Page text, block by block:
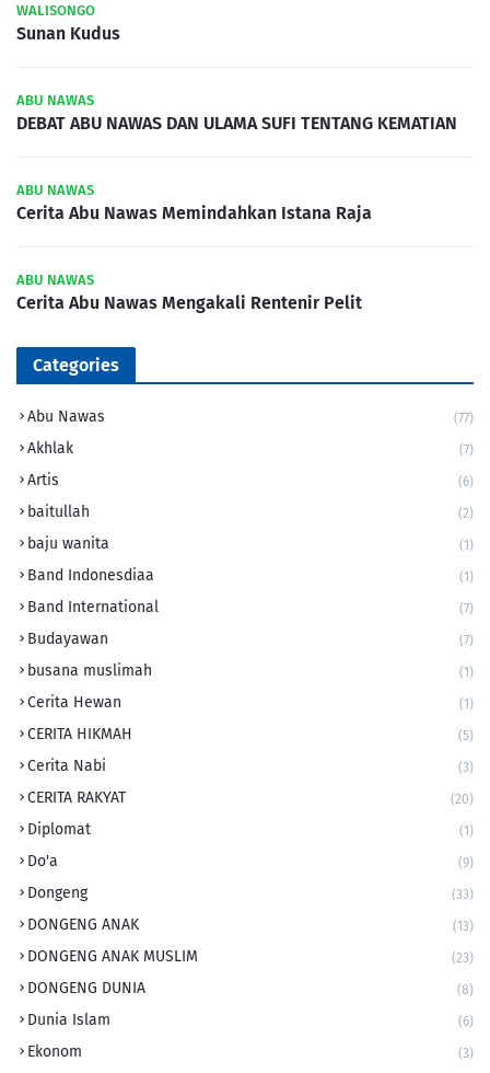
WALISONGO
Sunan Kudus
ABU NAWAS
DEBAT ABU NAWAS DAN ULAMA SUFI TENTANG KEMATIAN
ABU NAWAS
Cerita Abu Nawas Memindahkan Istana Raja
ABU NAWAS
Cerita Abu Nawas Mengakali Rentenir Pelit
Categories
Abu Nawas (77)
Akhlak (7)
Artis (6)
baitullah (2)
baju wanita (1)
Band Indonesdiaa (1)
Band International (7)
Budayawan (7)
busana muslimah (1)
Cerita Hewan (1)
CERITA HIKMAH (5)
Cerita Nabi (3)
CERITA RAKYAT (20)
Diplomat (1)
Do'a (9)
Dongeng (33)
DONGENG ANAK (13)
DONGENG ANAK MUSLIM (23)
DONGENG DUNIA (8)
Dunia Islam (6)
Ekonom (3)